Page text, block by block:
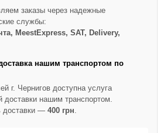
заказы через надежные
службы:
MeestExpress, SAT, Delivery,
нашим транспортом по
г. Чернигов доступна услуга
доставки нашим транспортом.
доставки — 400 грн